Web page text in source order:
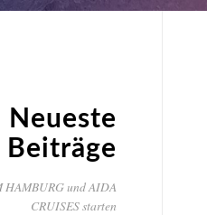
Neueste
Beiträge
HAMBURG und AIDA
CRUISES starten